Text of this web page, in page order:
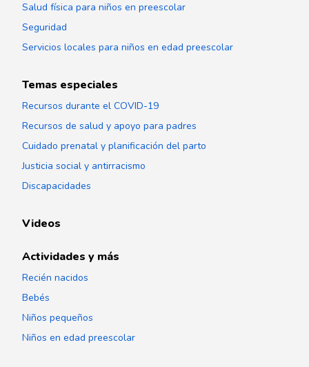
Salud física para niños en preescolar
Seguridad
Servicios locales para niños en edad preescolar
Temas especiales
Recursos durante el COVID-19
Recursos de salud y apoyo para padres
Cuidado prenatal y planificación del parto
Justicia social y antirracismo
Discapacidades
Videos
Actividades y más
Recién nacidos
Bebés
Niños pequeños
Niños en edad preescolar